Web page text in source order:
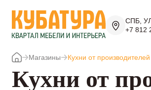
СПБ,
+7 812
Магазины Кухни от
Кухни от